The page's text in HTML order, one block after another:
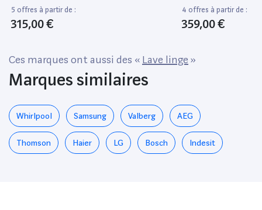
5 offres à partir de :
315,00 €
Profondeur : 60 Cm
Chargement Par Le
4 offres à partir de :
359,00 €
Ces marques ont aussi des « Lave linge »
Marques similaires
Whirlpool Samsung Valberg AEG
Thomson Haier LG Bosch Indesit